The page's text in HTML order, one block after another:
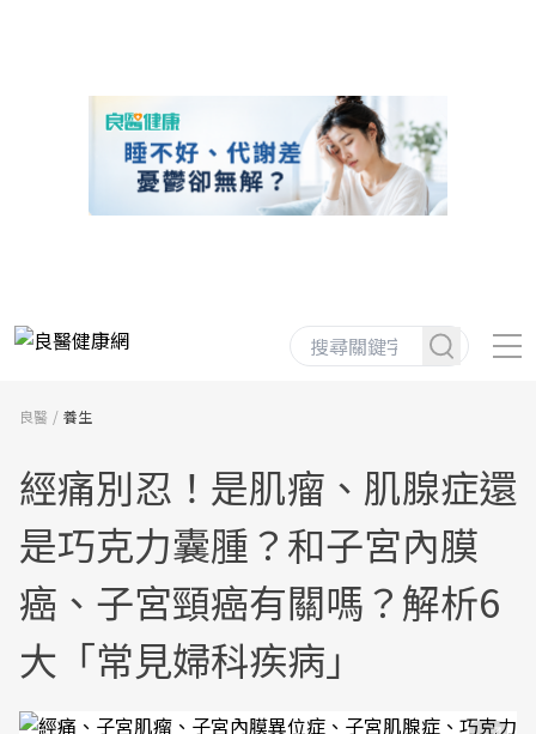
良醫 養生
經痛別忍！是肌瘤、肌腺症還
是巧克力囊腫？和子宮內膜
癌、子宮頸癌有關嗎？解析6
大「常見婦科疾病」